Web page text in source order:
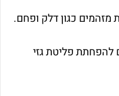
מזהמים כגון דלק ופחם.
להפחתת פליטת גזי